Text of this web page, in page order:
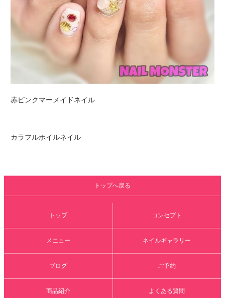
赤ピンクマーメイドネイル
カラフルホイルネイル
トップへ戻る
トップ コンセプト
メニュー ネイルギャラリー
ブログ ご予約
商品紹介 よくある質問